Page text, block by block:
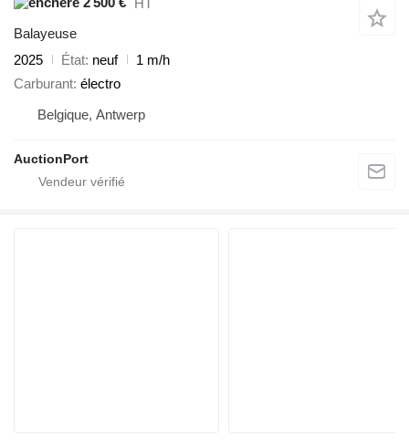
HT
Balayeuse
2025
État neuf
1 m/h
Carburant électro
Belgique, Antwerp
AuctionPort